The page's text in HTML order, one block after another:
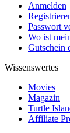
Anmelden
Passwort
Wo ist
Gutschein
Wissenswertes
Movies
Magazin
Turtle
Affiliate